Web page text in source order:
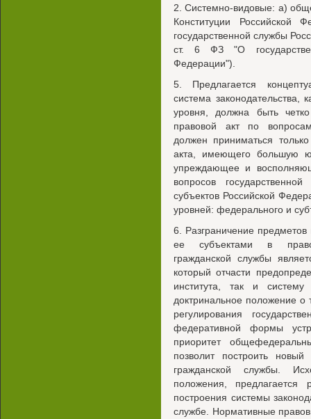
2. Системно-видовые: а)
Конституции
государственной службы
ст. 6 ФЗ "О
Федерации").
5. Предлагается
система законодательства,
уровня, должна быть
правовой акт по
должен приниматься
акта, имеющего большую
упреждающее и
вопросов
субъектов Российской
уровней: федерального и
6. Разграничение
ее субъектами в
гражданской службы
который отчасти
института, так и систему
доктринальное положение о
регулирования
федеративной формы
приоритет
позволит построить новый
гражданской службы.
положения, предлагается
построения системы
службе. Нормативные